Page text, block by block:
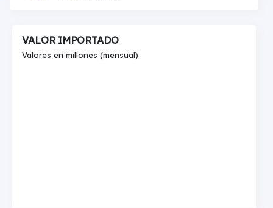
VALOR IMPORTADO
Valores en millones (mensual)